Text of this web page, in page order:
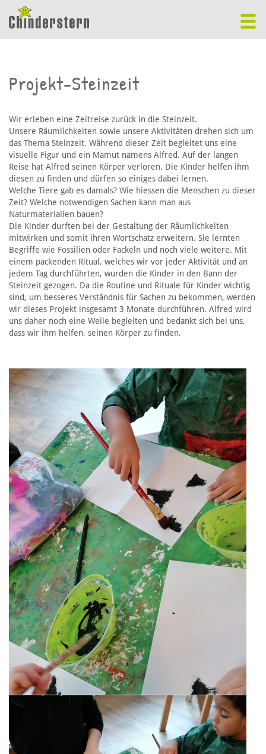
Projekt-Steinzeit
Wir erleben eine Zeitreise zurück in die Steinzeit.
Unsere Räumlichkeiten sowie unsere Aktivitäten drehen sich um
das Thema Steinzeit. Während dieser Zeit begleitet uns eine
visuelle Figur und ein Mamut namens Alfred. Auf der langen
Reise hat Alfred seinen Körper verloren. Die Kinder helfen ihm
diesen zu finden und dürfen so einiges dabei lernen.
Welche Tiere gab es damals? Wie hiessen die Menschen zu dieser
Zeit? Welche notwendigen Sachen kann man aus
Naturmaterialien bauen?
Die Kinder durften bei der Gestaltung der Räumlichkeiten
mitwirken und somit ihren Wortschatz erweitern. Sie lernten
Begriffe wie Fossilien oder Fackeln und noch viele weitere. Mit
einem packenden Ritual, welches wir vor jeder Aktivität und an
jedem Tag durchführten, wurden die Kinder in den Bann der
Steinzeit gezogen. Da die Routine und Rituale für Kinder wichtig
sind, um besseres Verständnis für Sachen zu bekommen, werden
wir dieses Projekt insgesamt 3 Monate durchführen. Alfred wird
uns daher noch eine Weile begleiten und bedankt sich bei uns,
dass wir ihm helfen, seinen Körper zu finden.